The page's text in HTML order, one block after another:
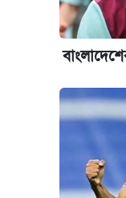
‘গুলশানের
ভাতা-
আজ শুক্রবার